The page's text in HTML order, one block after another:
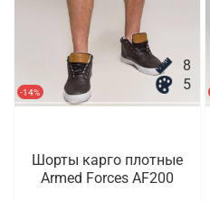
-14%
8
5
Шорты карго плотные
Armed Forces AF200